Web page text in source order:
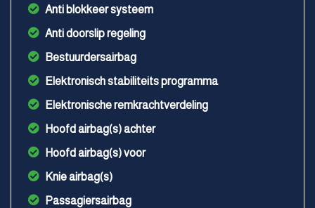
Anti blokkeer systeem
Anti doorslip regeling
Bestuurdersairbag
Elektronisch stabiliteits programma
Elektronische remkrachtverdeling
Hoofd airbag(s) achter
Hoofd airbag(s) voor
Knie airbag(s)
Passagiersairbag